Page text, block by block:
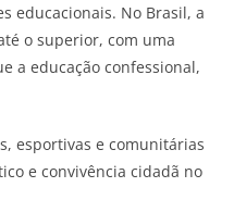
educacionais. No Brasil, a
o superior, com uma
a educação confessional,
esportivas e comunitárias
e convivência cidadã no